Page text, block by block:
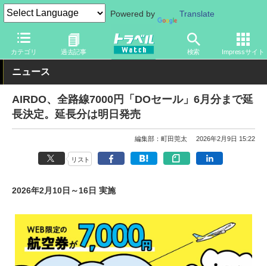
Powered by Translate
カテゴリ 過去記事 検索 Impressサイト
トラベル Watch 企業・政府・官庁 国内エアライン AIRDO
ニュース
AIRDO、全路線7000円「DOセール」6月分まで延
長決定。延長分は明日発売
編集部：町田莞太 2026年2月9日 15:22
リスト
2026年2月10日～16日 実施